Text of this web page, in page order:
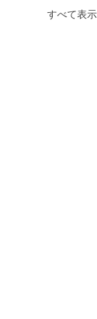
すべて表示